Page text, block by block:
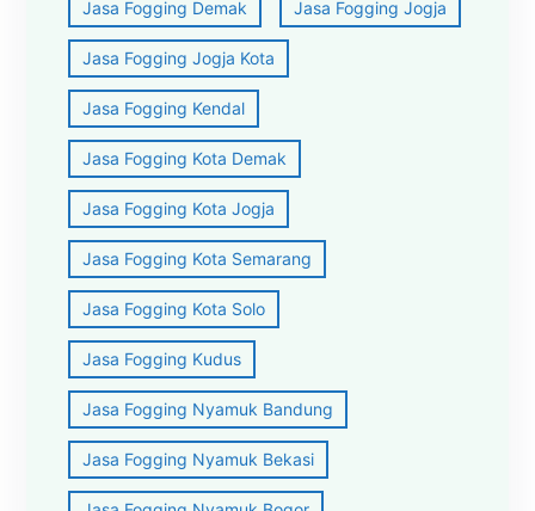
Jasa Fogging Demak Jasa Fogging Jogja
Jasa Fogging Jogja Kota
Jasa Fogging Kendal
Jasa Fogging Kota Demak
Jasa Fogging Kota Jogja
Jasa Fogging Kota Semarang
Jasa Fogging Kota Solo
Jasa Fogging Kudus
Jasa Fogging Nyamuk Bandung
Jasa Fogging Nyamuk Bekasi